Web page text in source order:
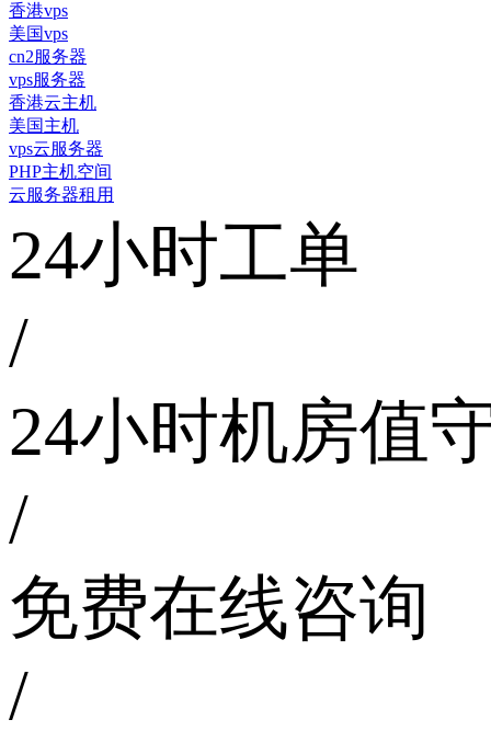
香港vps
美国vps
cn2服务器
vps服务器
香港云主机
美国主机
vps云服务器
PHP主机空间
云服务器租用
24小时工单
/
24小时机房值
/
免费在线咨询
/